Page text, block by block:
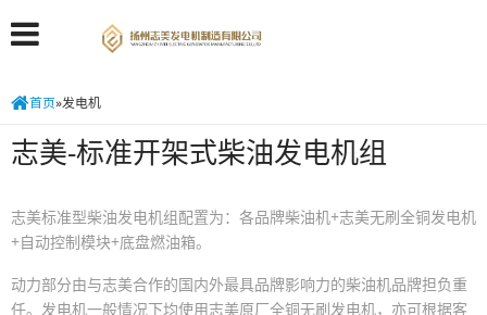
首页»发电机
志美-标准开架式柴油发电机组
志美标准型柴油发电机组配置为：各品牌柴油机+志美无刷全铜发电机
+自动控制模块+底盘燃油箱。
动力部分由与志美合作的国内外最具品牌影响力的柴油机品牌担负重
任。发电机一般情况下均使用志美原厂全铜无刷发电机，亦可根据客